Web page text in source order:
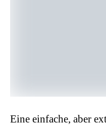
Eine einfache, aber